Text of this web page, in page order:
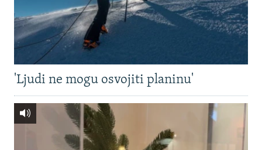
'Ljudi ne mogu osvojiti planinu'